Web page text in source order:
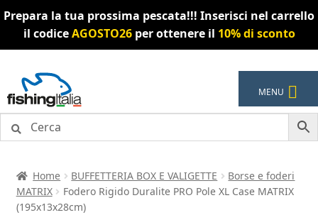
Prepara la tua prossima pescata!!! Inserisci nel carrello
il codiceAGOSTO26per ottenere il 10% di sconto
alla
navigazione
al
contenuto
MENU
Home BUFFETTERIA BOX E VALIGETTE
Borse e foderi
MATRIX
Fodero Rigido Duralite PRO Pole XL Case MATRIX
(195x13x28cm)